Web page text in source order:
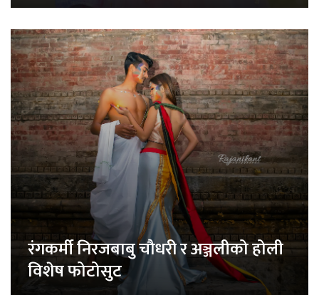
रंगकर्मी निरजबाबु चौधरी र अञ्जलीको होली
विशेष फोटोसुट